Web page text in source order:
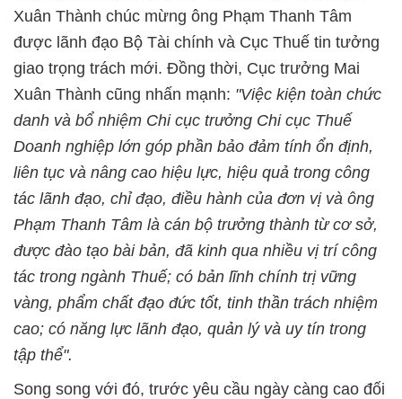
Xuân Thành chúc mừng ông Phạm Thanh Tâm
được lãnh đạo Bộ Tài chính và Cục Thuế tin tưởng
giao trọng trách mới. Đồng thời, Cục trưởng Mai
Xuân Thành cũng nhấn mạnh: "Việc kiện toàn chức
danh và bổ nhiệm Chi cục trưởng Chi cục Thuế
Doanh nghiệp lớn góp phần bảo đảm tính ổn định,
liên tục và nâng cao hiệu lực, hiệu quả trong công
tác lãnh đạo, chỉ đạo, điều hành của đơn vị và ông
Phạm Thanh Tâm là cán bộ trưởng thành từ cơ sở,
được đào tạo bài bản, đã kinh qua nhiều vị trí công
tác trong ngành Thuế; có bản lĩnh chính trị vững
vàng, phẩm chất đạo đức tốt, tinh thần trách nhiệm
cao; có năng lực lãnh đạo, quản lý và uy tín trong
tập thể".
Song song với đó, trước yêu cầu ngày càng cao đối